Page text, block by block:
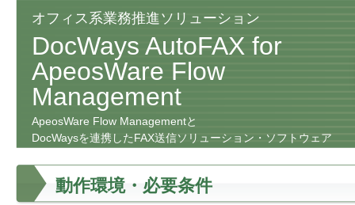
ス
効
率
化
と
コ
ス
削
オフィス系業務推進ソリューション
DocWays AutoFAX for
ApeosWare Flow
Management
ApeosWare Flow Managementと
DocWaysを連携したFAX送信ソリューション・ソフトウェア
動作環境・必要条件
式
会
社